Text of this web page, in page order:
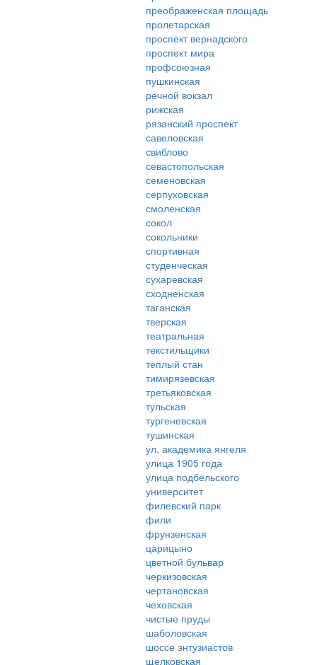
преображенская площадь
пролетарская
проспект вернадского
проспект мира
профсоюзная
пушкинская
речной вокзал
рижская
рязанский проспект
савеловская
свиблово
севастопольская
семеновская
серпуховская
смоленская
сокол
сокольники
спортивная
студенческая
сухаревская
сходненская
таганская
тверская
театральная
текстильщики
теплый стан
тимирязевская
третьяковская
тульская
тургеневская
тушинская
ул. академика янгеля
улица 1905 года
улица подбельского
университет
филевский парк
фили
фрунзенская
царицыно
цветной бульвар
черкизовская
чертановская
чеховская
чистые пруды
шаболовская
шоссе энтузиастов
щелковская